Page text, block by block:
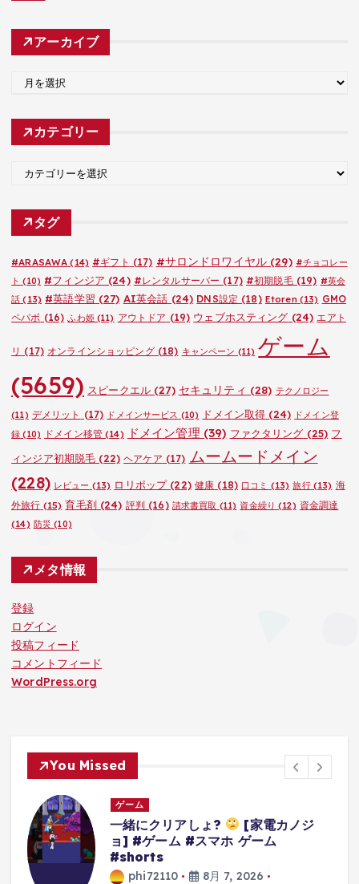
アーカイブ
カ
カテゴリー
ゴ
タグ
#ARASAWA (14) #ギフト (17) #サロンドロワイヤル(29) #チョコレー
ト (10) #フィンジア (24) #レンタルサーバー (17) #初期脱毛(19) #英会
話 (13) #英語学習 (27) AI英会話 (24) DNS設定 (18) Etoren(13) GMO
ペパボ (16) ふわ姫(11) アウトドア (19) ウェブホスティング (24) エアト
リ (17) オンラインショッピング(18) キャンペーン (11) ゲーム
(5659) スピークエル(27) セキュリティ (28) テクノロジー
(11) デメリット (17) ドメインサービス (10) ドメイン取得 (24) ドメイン登
録 (10) ドメイン移管(14) ドメイン管理 (39) ファクタリング (25) フ
ィンジア初期脱毛 (22) ヘアケア (17) ムームードメイン
(228) レビュー (13) ロリポップ(22) 健康 (18) 口コミ (13) 旅行(13) 海
外旅行 (15) 育毛剤(24) 評判 (16) 請求書買取 (11) 資金繰り (12) 資金調達
(14) 防災 (10)
メタ情報
登録
ログイン
投稿フィード
コメントフィード
WordPress.org
You Missed
ゲーム
3Dアクションゲームの礎を作り上げ
たレジェンドゲーム#ゲーム #ゲーム
の思い出 #64 #スーパーマリオ64
phi72110 8月 7, 2026